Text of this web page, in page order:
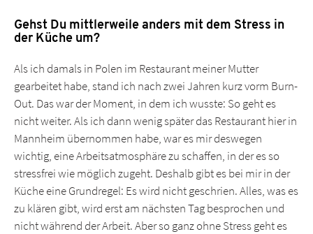
Gehst Du mittlerweile anders mit dem Stress in
der Küche um?
Als ich damals in Polen im Restaurant meiner Mutter
gearbeitet habe, stand ich nach zwei Jahren kurz vorm Burn-
Out. Das war der Moment, in dem ich wusste: So geht es
nicht weiter. Als ich dann wenig später das Restaurant hier in
Mannheim übernommen habe, war es mir deswegen
wichtig, eine Arbeitsatmosphäre zu schaffen, in der es so
stressfrei wie möglich zugeht. Deshalb gibt es bei mir in der
Küche eine Grundregel: Es wird nicht geschrien. Alles, was es
zu klären gibt, wird erst am nächsten Tag besprochen und
nicht während der Arbeit. Aber so ganz ohne Stress geht es